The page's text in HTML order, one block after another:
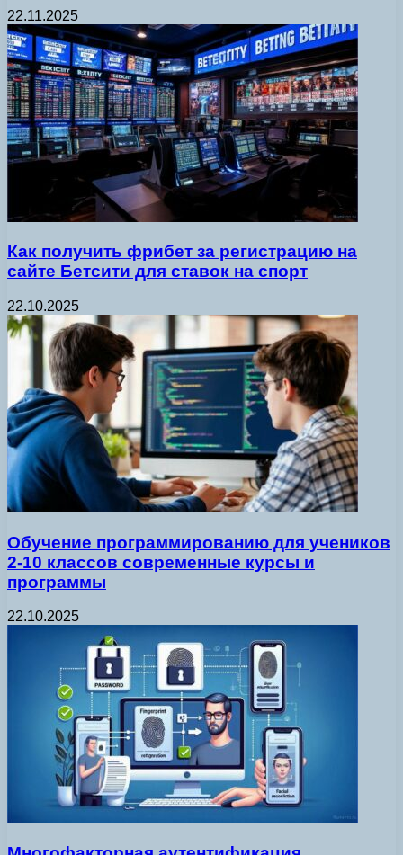
22.11.2025
Как получить фрибет за регистрацию на
сайте Бетсити для ставок на спорт
22.10.2025
Обучение программированию для учеников
2-10 классов современные курсы и
программы
22.10.2025